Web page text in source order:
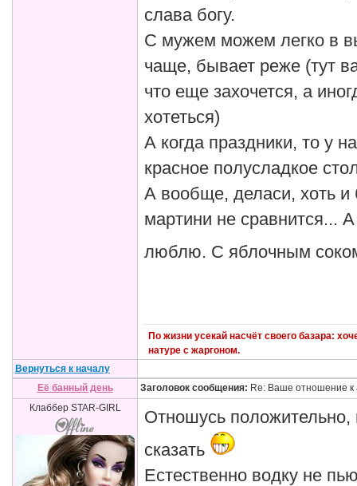
слава богу.
С мужем можем легко в
чаще, бывает реже (тут
что еще захочется, а
хотеться)
А когда праздники, то у
красное полусладкое
А вообще, деласи, хоть и
мартини не сравнится...
люблю. С яблочным
По жизни усекай насчёт своего базара:
натуре с жаргоном.
Вернуться к началу
Её банный день
Заголовок сообщения: Re: Ваше отношение к
Клаббер STAR-GIRL
Отношусь положительно,
сказать
Естественно водку не